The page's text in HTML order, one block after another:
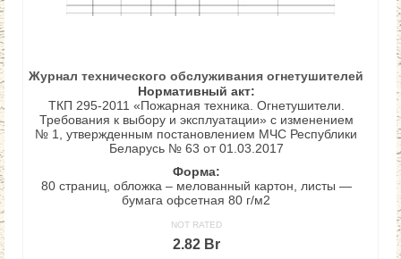
Журнал технического обслуживания огнетушителей
Нормативный акт:
ТКП 295-2011 «Пожарная техника. Огнетушители.
Требования к выбору и эксплуатации» с изменением
№ 1, утвержденным постановлением МЧС Республики
Беларусь № 63 от 01.03.2017
Форма:
80 страниц, обложка – мелованный картон, листы —
бумага офсетная 80 г/м2
NOT RATED
2.82 Br